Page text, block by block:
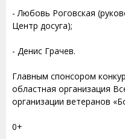
- Любовь Роговская
Центр досуга);
- Денис Грачев.
Главным спонсором
областная организация
организации ветеранов
0+